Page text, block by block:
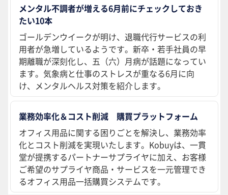
メンタル不調者が増える6月前にチェックしておき
たい10本
ゴールデンウイークが明け、退職代行サービスの利
用者が急増しているようです。新卒・若手社員の早
期離職が深刻化し、五（六）月病が話題になってい
ます。気象病と仕事のストレスが重なる6月に向
け、メンタルヘルス対策を紹介します。
業務効率化＆コスト削減 購買プラットフォーム
オフィス用品に関する困りごとを解決し、業務効率
化とコスト削減を実現いたします。Kobuyは、一貫
堂が提携するパートナーサプライヤに加え、お客様
ご希望のサプライヤ商品・サービスを一元管理でき
るオフィス用品一括購買システムです。